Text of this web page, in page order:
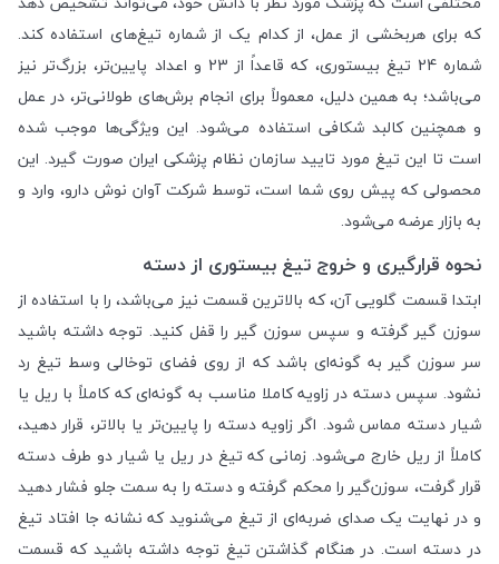
که برای هربخشی از عمل، از کدام یک از شماره تیغ‌های استفاده کند.
شماره 24 تیغ بیستوری، که قاعداً از 23 و اعداد پایین‌تر، بزرگ‌تر نیز
می‌باشد؛ به همین دلیل، معمولاً برای انجام برش‌های طولانی‌تر، در عمل
و همچنین کالبد شکافی استفاده می‌شود. این ویژگی‌ها موجب شده
است تا این تیغ مورد تایید سازمان نظام پزشکی ایران صورت گیرد. این
محصولی که پیش روی شما است، توسط شرکت آوان نوش دارو، وارد و
به بازار عرضه می‌شود.
نحوه قرارگیری و خروج تیغ بیستوری از دسته
ابتدا قسمت گلویی آن، که بالاترین قسمت نیز می‌باشد، را با استفاده از
سوزن گیر گرفته و سپس سوزن گیر را قفل کنید. توجه داشته باشید
سر سوزن گیر به گونه‌ای باشد که از روی فضای توخالی وسط تیغ رد
نشود. سپس دسته در زاویه کاملا مناسب به گونه‌ای که کاملاً با ریل یا
شیار دسته مماس شود. اگر زاویه دسته را پایین‌تر یا بالاتر، قرار دهید،
کاملاً از ریل خارج می‌شود. زمانی که تیغ در ریل یا شیار دو طرف دسته
قرار گرفت، سوزن‌گیر را محکم گرفته و دسته را به سمت جلو فشار دهید
و در نهایت یک صدای ضربه‌ای از تیغ می‌شنوید که نشانه جا افتاد تیغ
در دسته است. در هنگام گذاشتن تیغ توجه داشته باشید که قسمت